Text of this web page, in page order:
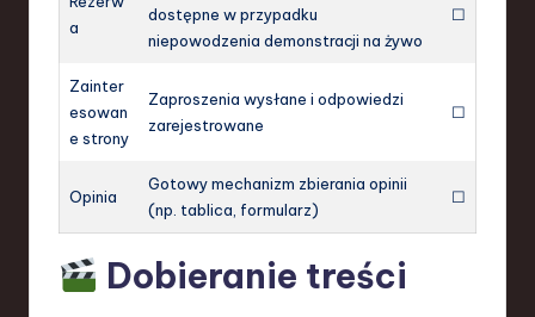
a
dostępne w przypadku
niepowodzenia demonstracji na żywo
☐
Zainter
esowan
e strony
Zaproszenia wysłane i odpowiedzi
zarejestrowane
☐
Opinia
Gotowy mechanizm zbierania opinii
(np. tablica, formularz)
☐
Dobieranie treści